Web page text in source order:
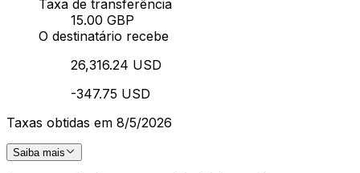
Taxa de transferência
15.00 GBP
O destinatário recebe
26,316.24 USD
-347.75 USD
Taxas obtidas em 8/5/2026
Saiba mais